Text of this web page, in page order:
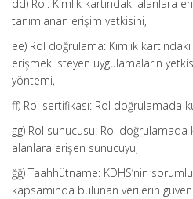
dd) Rol: Kimlik kartındaki alanlara
tanımlanan erişim yetkisini,
ee) Rol doğrulama: Kimlik
erişmek isteyen uygulamaların
yöntemi,
ff) Rol sertifikası: Rol doğrulamada
gg) Rol sunucusu: Rol doğrulamada
alanlara erişen sunucuyu,
ğğ) Taahhütname: KDHS’nin
kapsamında bulunan verilerin